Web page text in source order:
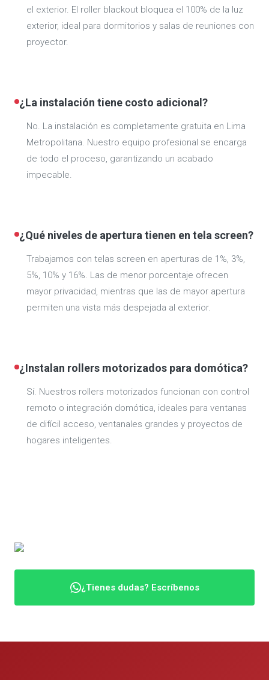
el exterior. El roller blackout bloquea el 100% de la luz
exterior, ideal para dormitorios y salas de reuniones con
proyector.
¿La instalación tiene costo adicional?
No. La instalación es completamente gratuita en Lima
Metropolitana. Nuestro equipo profesional se encarga
de todo el proceso, garantizando un acabado
impecable.
¿Qué niveles de apertura tienen en tela screen?
Trabajamos con telas screen en aperturas de 1%, 3%,
5%, 10% y 16%. Las de menor porcentaje ofrecen
mayor privacidad, mientras que las de mayor apertura
permiten una vista más despejada al exterior.
¿Instalan rollers motorizados para domótica?
Sí. Nuestros rollers motorizados funcionan con control
remoto o integración domótica, ideales para ventanas
de difícil acceso, ventanales grandes y proyectos de
hogares inteligentes.
¿Tienes dudas? Escríbenos